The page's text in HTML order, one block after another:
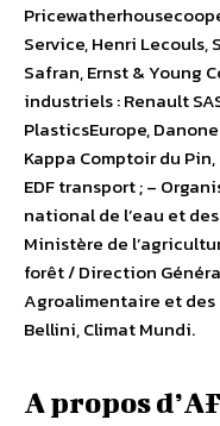
Service, Henri Lecouls,
Safran, Ernst & Young
industriels : Renault
PlasticsEurope, Danone
Kappa Comptoir du
EDF transport ; –
national de l’eau et
Ministère de
forêt / Direction
Agroalimentaire et des
Bellini, Climat Mundi.
A propos